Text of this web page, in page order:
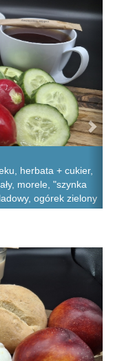
herbata + cukier,
morele, "szynka
ogórek zielony